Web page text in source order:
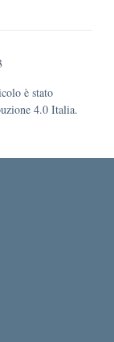
è stato
4.0 Italia.